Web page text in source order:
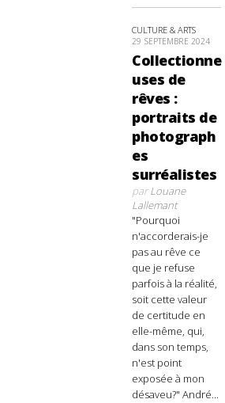
CULTURE & ARTS
29 SEPTEMBRE 2024
Collectionne
uses de
rêves :
portraits de
photograph
es
surréalistes
parLouane
Lallemant
"Pourquoi
n'accorderais-je
pas au rêve ce
que je refuse
parfois à la réalité,
soit cette valeur
de certitude en
elle-même, qui,
dans son temps,
n'est point
exposée à mon
désaveu?" André...